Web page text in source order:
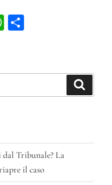
W
A vi
Tribunale? La
il caso